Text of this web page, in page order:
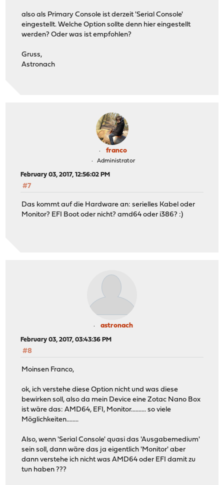
also als Primary Console ist derzeit 'Serial Console'
eingestellt. Welche Option sollte denn hier eingestellt
werden? Oder was ist empfohlen?
Gruss,
Astronach
franco
Administrator
February 03, 2017, 12:56:02 PM
#7
Das kommt auf die Hardware an: serielles Kabel oder
Monitor? EFI Boot oder nicht? amd64 oder i386? :)
astronach
February 03, 2017, 03:43:36 PM
#8
Moinsen Franco,
ok, ich verstehe diese Option nicht und was diese
bewirken soll, also da mein Device eine Zotac Nano Box
ist wäre das: AMD64, EFI, Monitor.......... so viele
Möglichkeiten........
Also, wenn 'Serial Console' quasi das 'Ausgabemedium'
sein soll, dann wäre das ja eigentlich 'Monitor' aber
dann verstehe ich nicht was AMD64 oder EFI damit zu
tun haben ???